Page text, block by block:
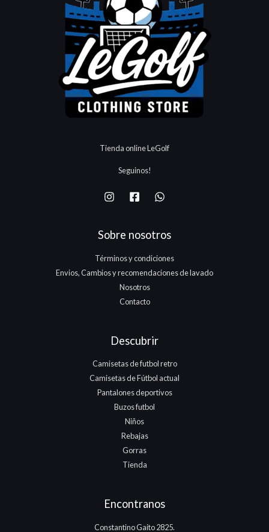
Tienda online LeGolf
Seguinos!
Sobre nosotros
Términos y condiciones
Envios, Cambios y recomendaciones de lavado
Nosotros
Contacto
Descubrir
Camisetas de futbol retro
Camisetas de Fútbol actual
Pantalones deportivos
Buzos futbol
Niños
Rebajas
Gorras
Tienda
Encontranos
Constantino Gaito 2825.